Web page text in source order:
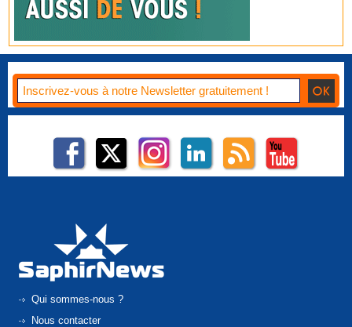
Qui sommes-nous ?
Nous contacter